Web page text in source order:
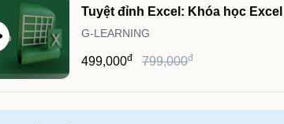
Tuyệt đỉnh Excel: Khóa học
G-LEARNING
499,000đ 799,000đ